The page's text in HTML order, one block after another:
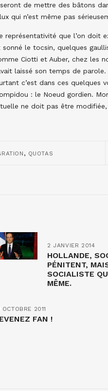
de mettre des bâtons
qui n’est même pas
que l’on doit
le tocsin, quelques
Ciotti et Auber, chez les
laissé son temps de parole.
c’est dans ces quelques
: le Noeud gordien.
ne doit pas être modifiée,
, QUOTAS
2 JANVIER 2014
HOLLANDE,
PÉNITENT,
SOCIALISTE
MÊME.
OCTOBRE 2011
FAN !